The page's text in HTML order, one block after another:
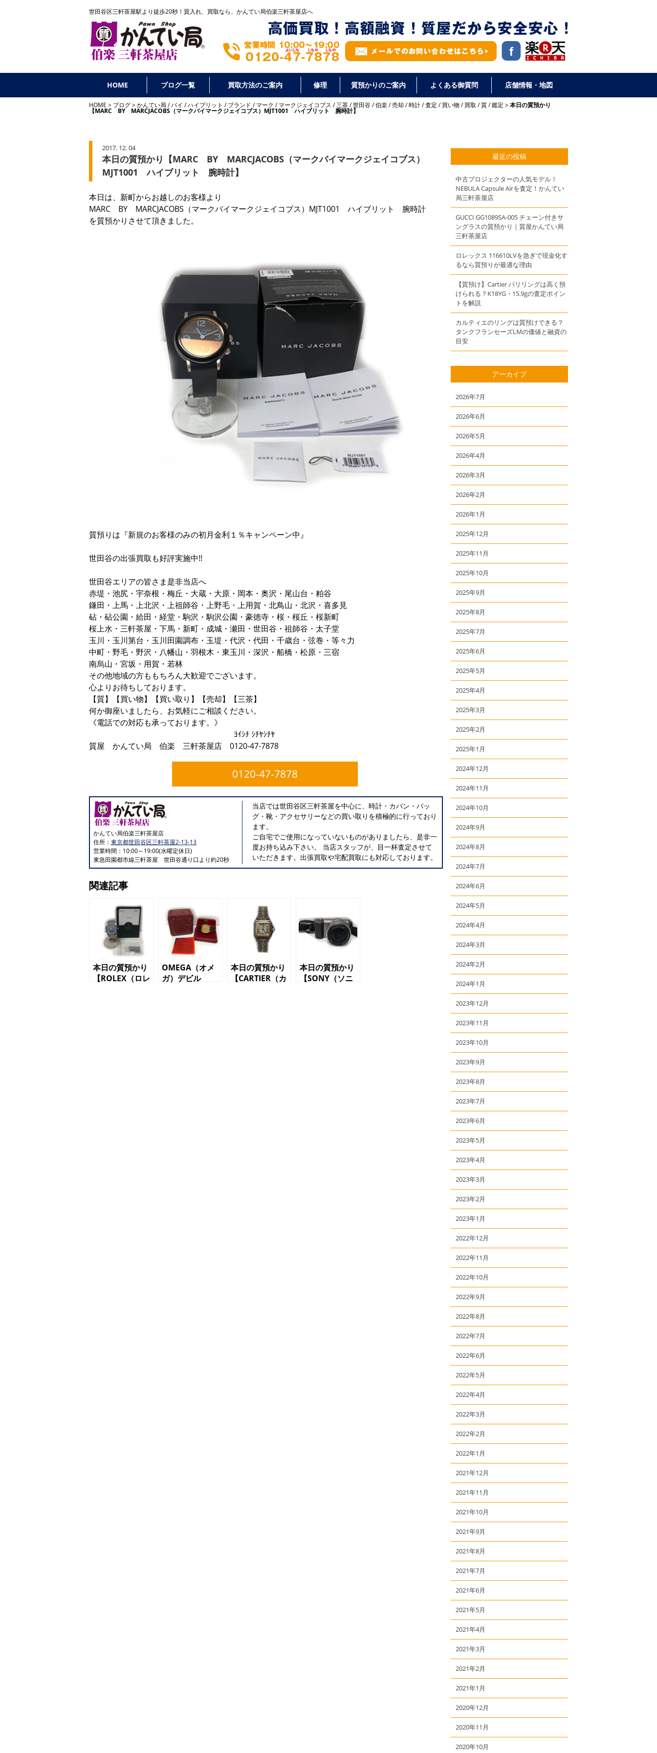
世田谷区三軒茶屋駅より徒歩20秒！ 質入れ、買取なら、かんてい局伯楽三軒茶屋店へ
HOME ブログ一覧 買取方法のご案内 修理 質預かりのご案内 よくある御質問 店舗情報・地図
HOME ブログ かんてい局 /バイ /ハイブリット /ブランド /マーク /マークジェイコブス /三茶/世田谷/伯楽/売却 /時計/査定 /買い物 /買取 /質/鑑定 本日の質預かり
【MARC BY MARCJACOBS（マークバイマークジェイコブス）MJT1001 ハイブリット 腕時計】
2017. 12. 04
本日の質預かり【MARC BY MARCJACOBS（マークバイマークジェイコブス）
MJT1001 ハイブリット 腕時計】
本日は、新町からお越しのお客様より
MARC BY MARCJACOBS（マークバイマークジェイコブス）MJT1001 ハイブリット 腕時計
を質預かりさせて頂きました。
質預りは『新規のお客様のみの初月金利１％キャンペーン中』
世田谷の出張買取も好評実施中!!
世田谷エリアの皆さま是非当店へ
赤堤・池尻・宇奈根・梅丘・大蔵・大原・岡本・奥沢・尾山台・粕谷
鎌田・上馬・上北沢・上祖師谷・上野毛・上用賀・北鳥山・北沢・喜多見
砧・砧公園・給田・経堂・駒沢・駒沢公園・豪徳寺・桜・桜丘・桜新町
桜上水・三軒茶屋・下馬・新町・成城・瀬田・世田谷・祖師谷・太子堂
玉川・玉川第台・玉川田園調布・玉堤・代沢・代田・千歳台・弦巻・等々力
中町・野毛・野沢・八幡山・羽根木・東玉川・深沢・船橋・松原・三宿
南烏山・宮坂・用賀・若林
その他地域の方ももちろん大歓迎でございます。
心よりお待ちしております。
【質】【買い物】【買い取り】【売却】【三茶】
何か御座いましたら、お気軽にご相談ください。
《電話での対応も承っております。》
ﾖｲｼﾁ ｼﾁﾔｼﾁﾔ
質屋 かんてい局 伯楽 三軒茶屋店 0120-47-7878
0120-47-7878
かんてい局伯楽三軒茶屋店
住所：東京都世田谷区三軒茶屋2-13-13
営業時間：10:00～19:00(水曜定休日)
東急田園都市線三軒茶屋 世田谷通り口より約20秒
当店では世田谷区三軒茶屋を中心に、時計・カバン・バッ
グ・靴・アクセサリーなどの買い取りを積極的に行っており
ます。
ご自宅でご使用になっていないものがありましたら、是非一
度お持ち込み下さい。 当店スタッフが、目一杯査定させて
いただきます。出張買取や宅配買取にも対応しております。
関連記事
本日の質預かり
【ROLEX（ロレ
OMEGA（オメ
ガ）デビル
本日の質預かり
【CARTIER（カ
本日の質預かり
【SONY（ソニ
最近の投稿
中古プロジェクターの人気モデル！
NEBULA Capsule Airを査定！かんてい
局三軒茶屋店
GUCCI GG1089SA-005 チェーン付きサ
ングラスの質預かり｜質屋かんてい局
三軒茶屋店
ロレックス 116610LVを急ぎで現金化す
るなら質預りが最適な理由
【質預け】Cartier パリリングは高く預
けられる？K18YG・15.9gの査定ポイン
トを解説
カルティエのリングは質預けできる？
タンクフランセーズLMの価値と融資の
目安
アーカイブ
2026年7月
2026年6月
2026年5月
2026年4月
2026年3月
2026年2月
2026年1月
2025年12月
2025年11月
2025年10月
2025年9月
2025年8月
2025年7月
2025年6月
2025年5月
2025年4月
2025年3月
2025年2月
2025年1月
2024年12月
2024年11月
2024年10月
2024年9月
2024年8月
2024年7月
2024年6月
2024年5月
2024年4月
2024年3月
2024年2月
2024年1月
2023年12月
2023年11月
2023年10月
2023年9月
2023年8月
2023年7月
2023年6月
2023年5月
2023年4月
2023年3月
2023年2月
2023年1月
2022年12月
2022年11月
2022年10月
2022年9月
2022年8月
2022年7月
2022年6月
2022年5月
2022年4月
2022年3月
2022年2月
2022年1月
2021年12月
2021年11月
2021年10月
2021年9月
2021年8月
2021年7月
2021年6月
2021年5月
2021年4月
2021年3月
2021年2月
2021年1月
2020年12月
2020年11月
2020年10月